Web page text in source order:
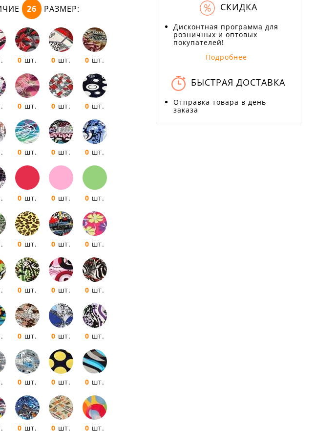
26 РАЗМЕР:
0 шт. 0 шт. 0 шт.
0 шт. 0 шт. 0 шт.
0 шт. 0 шт. 0 шт.
0 шт. 0 шт. 0 шт.
0 шт. 0 шт. 0 шт.
0 шт. 0 шт. 0 шт.
0 шт. 0 шт. 0 шт.
0 шт. 0 шт. 0 шт.
0 шт. 0 шт. 0 шт.
СКИДКА
Дисконтная программа для
розничных и оптовых
покупателей!
Подробнее
БЫСТРАЯ ДОСТАВКА
Отправка товара в день
заказа